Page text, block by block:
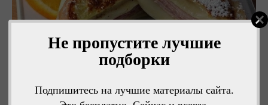
Не пропустите лучшие
подборки
Подпишитесь на лучшие материалы сайта.